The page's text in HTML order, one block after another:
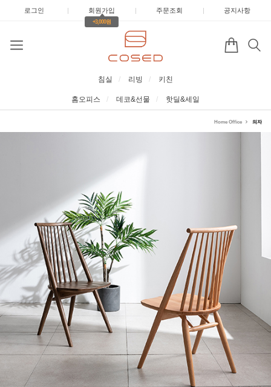
로그인 | 회원가입 |
+3,000원
주문조회 | 공지사항
침실 리빙 키친
홈오피스 데코&선물 핫딜&세일
Home Office 의자